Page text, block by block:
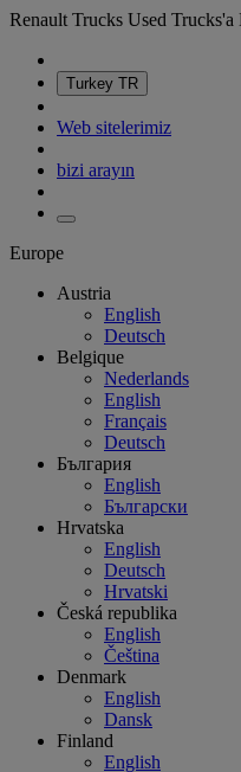
Renault Trucks Used
Turkey TR
Web sitelerimiz
bizi arayın
Europe
Austria
English
Deutsch
Belgique
Nederlands
English
Français
Deutsch
България
English
Български
Hrvatska
English
Deutsch
Hrvatski
Česká republika
English
Čeština
Denmark
English
Dansk
Finland
English